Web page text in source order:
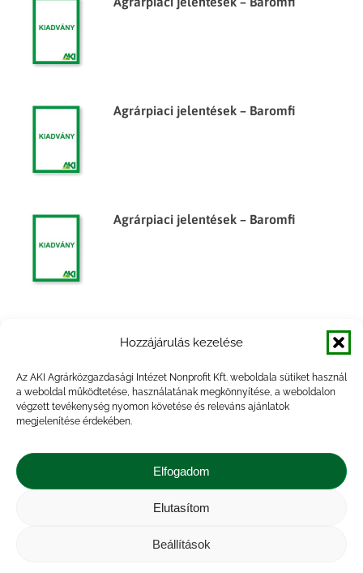
Hozzájárulás kezelése
Az AKI Agrárközgazdasági Intézet Nonprofit Kft. weboldala sütiket használ
a weboldal működtetése, használatának megkönnyítése, a weboldalon
végzett tevékenység nyomon követése és releváns ajánlatok
megjelenítése érdekében.
Elfogadom
Elutasítom
Beállítások
Agrárpiaci jelentések – Baromfi
Agrárpiaci jelentések – Baromfi